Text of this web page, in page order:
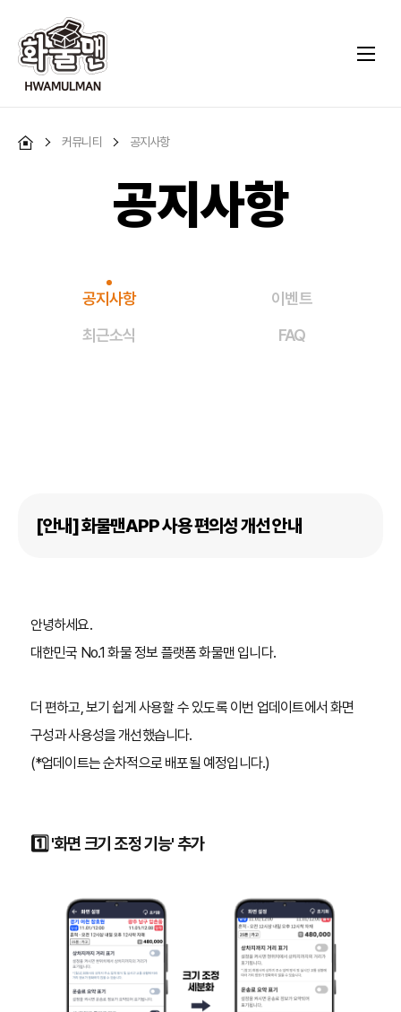
커뮤니티 공지사항
공지사항
공지사항
이벤트
최근소식
FAQ
[안내] 화물맨APP 사용 편의성 개선 안내
안녕하세요.
대한민국 No.1 화물 정보 플랫폼 화물맨 입니다.
더 편하고, 보기 쉽게 사용할 수 있도록 이번 업데이트에서화면
구성과 사용성을 개선했습니다.
(*업데이트는 순차적으로 배포될 예정입니다.)
1️⃣ '화면 크기 조정 기능' 추가